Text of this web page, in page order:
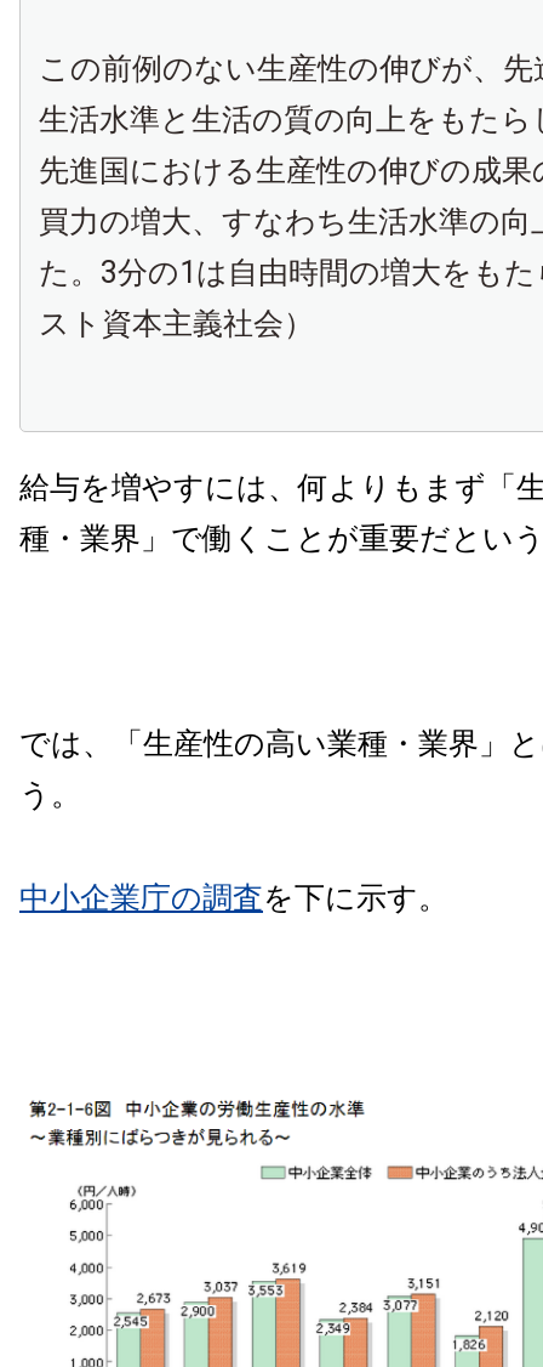
この前例のない生産性の伸びが、
生活水準と生活の質の向上をもた
先進国における生産性の伸びの成果
買力の増大、すなわち生活水準の
た。3分の1は自由時間の増大をも
スト資本主義社会）
給与を増やすには、何よりもまず「
種・業界」で働くことが重要だとい
では、「生産性の高い業種・業界」
う。
中小企業庁の調査を下に示す。